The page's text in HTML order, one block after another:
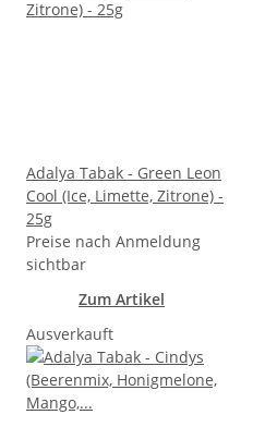
Adalya Tabak - Green Leon
Cool (Ice, Limette, Zitrone) -
25g
Preise nach Anmeldung
sichtbar
Zum Artikel
Ausverkauft